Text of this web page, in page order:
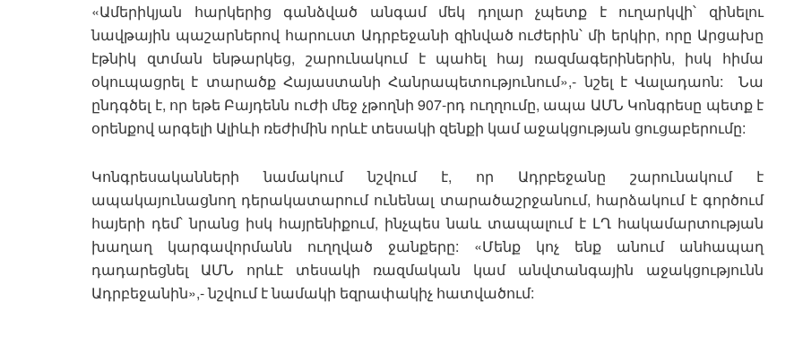
«Ամերիկյան հարկերից գանձված անգամ մեկ դոլար չպետք է ուղարկվի՝ զինելու
նավթային պաշարներով հարուստ Ադրբեջանի զինված ուժերին՝ մի երկիր, որը Արցախը
էթնիկ զտման ենթարկեց, շարունակում է պահել հայ ռազմագերիներին, իսկ հիմա
օկուպացրել է տարածք Հայաստանի Հանրապետությունում»,- նշել է Վալադաոն: Նա
ընդգծել է, որ եթե Բայդենն ուժի մեջ չթողնի 907-րդ ուղղումը, ապա ԱՄՆ Կոնգրեսը պետք է
օրենքով արգելի Ալիևի ռեժիմին որևէ տեսակի զենքի կամ աջակցության ցուցաբերումը:
Կոնգրեսականների նամակում նշվում է, որ Ադրբեջանը շարունակում է
ապակայունացնող դերակատարում ունենալ տարածաշրջանում, հարձակում է գործում
հայերի դեմ՝ նրանց իսկ հայրենիքում, ինչպես նաև տապալում է ԼՂ հակամարտության
խաղաղ կարգավորմանն ուղղված ջանքերը: «Մենք կոչ ենք անում անհապաղ
դադարեցնել ԱՄՆ որևէ տեսակի ռազմական կամ անվտանգային աջակցությունն
Ադրբեջանին»,- նշվում է նամակի եզրափակիչ հատվածում: